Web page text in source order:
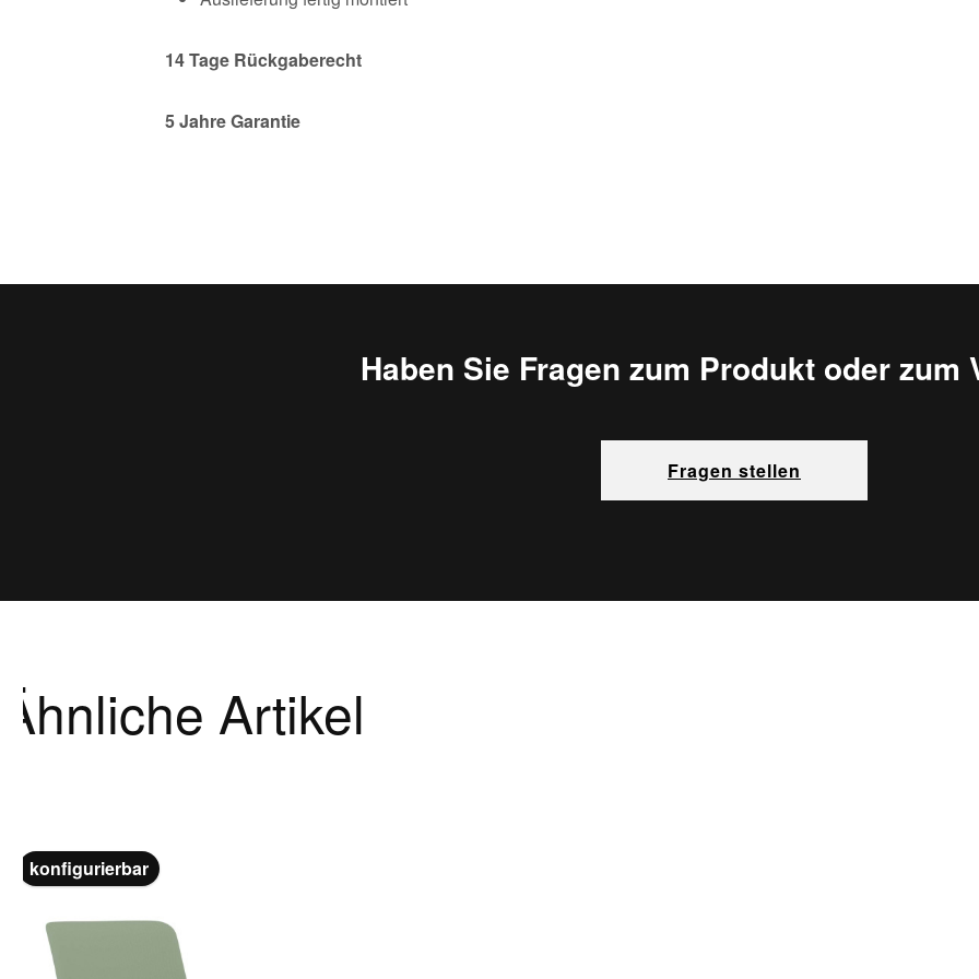
14Tage Rückgaberecht
5 Jahre Garantie
Haben Sie Fragen zum Produkt oder zum
Fragen stellen
Ähnliche Artikel
Produktgalerie überspringen
konfigurierbar